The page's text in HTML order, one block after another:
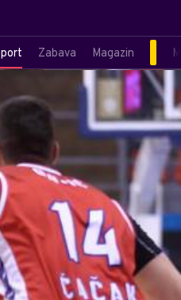
Zabava Magazin